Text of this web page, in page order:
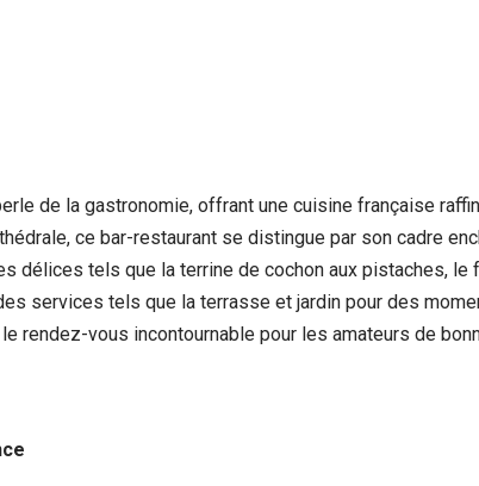
de la gastronomie, offrant une cuisine française
ce bar-restaurant se distingue par son cadre
délices tels que la terrine de cochon aux pistaches,
services tels que la terrasse et jardin pour des
rendez-vous incontournable pour les amateurs de